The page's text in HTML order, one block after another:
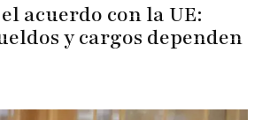
acuerdo con la UE:
y cargos dependen